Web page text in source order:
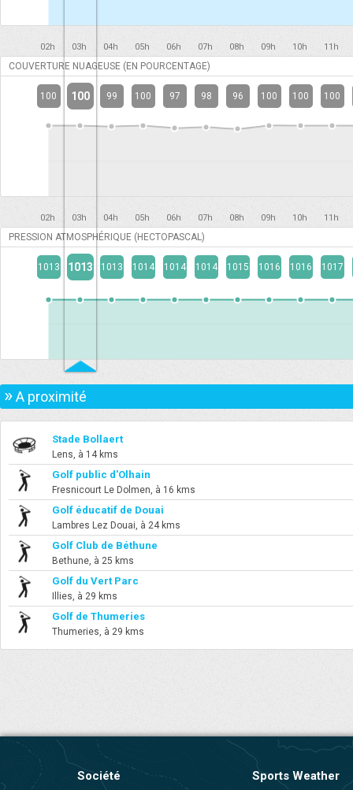
02h 03h 04h 05h 06h 07h 08h 09h 10h 11h
COUVERTURE NUAGEUSE (EN POURCENTAGE)
100 100 99 100 97 98 96 100 100 100
02h 03h 04h 05h 06h 07h 08h 09h 10h 11h
PRESSION ATMOSPHÉRIQUE (HECTOPASCAL)
1013 1013 1013 1014 1014 1014 1015 1016 1016 1017
»A proximité
Stade Bollaert
Lens, à 14 kms
Golf public d'Olhain
Fresnicourt Le Dolmen, à 16 kms
Golf éducatif de Douai
Lambres Lez Douai, à 24 kms
Golf Club de Béthune
Bethune, à 25 kms
Golf du Vert Parc
Illies, à 29 kms
Golf de Thumeries
Thumeries, à 29 kms
Société Sports Weather